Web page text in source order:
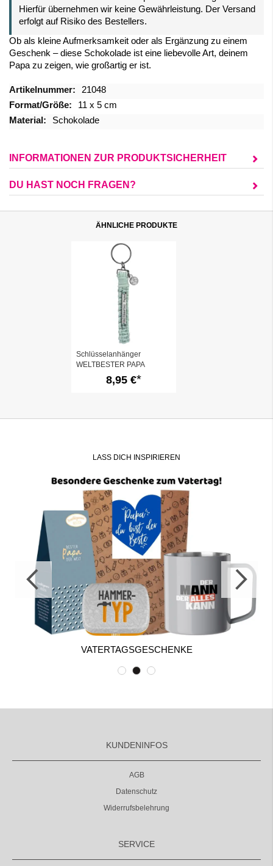
Hierfür übernehmen wir keine Gewährleistung. Der Versand
erfolgt auf Risiko des Bestellers.
Ob als kleine Aufmerksamkeit oder als Ergänzung zu einem
Geschenk – diese Schokolade ist eine liebevolle Art, deinem
Papa zu zeigen, wie großartig er ist.
Mehr
Informationen
21048
11 x 5 cm
Schokolade
INFORMATIONEN ZUR PRODUKTSICHERHEIT
DU HAST NOCH FRAGEN?
ÄHNLICHE PRODUKTE
Schlüsselanhänger
WELTBESTER PAPA
8,95 €
LASS DICH INSPIRIEREN
VATERTAGSGESCHENKE
KUNDENINFOS
AGB
Datenschutz
Widerrufsbelehrung
SERVICE